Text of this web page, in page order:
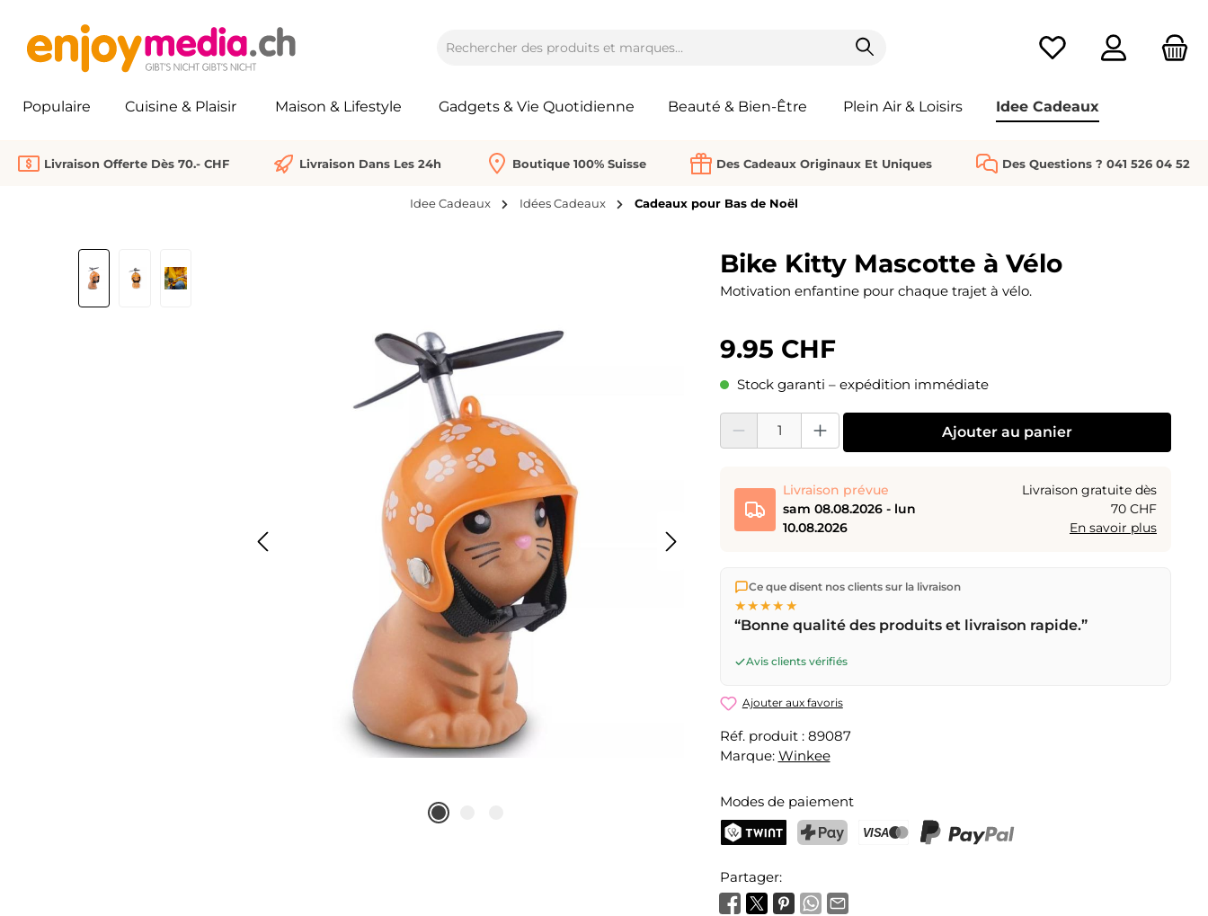
Vous avez 0 articles
Populaire Cuisine & Plaisir Maison & Lifestyle Gadgets & Vie Quotidienne Beauté & Bien-Être Plein Air & Loisirs Idee Cadeaux
Livraison Offerte Dès 70.- CHF Livraison Dans Les 24h Boutique 100% Suisse Des Cadeaux Originaux Et Uniques Des Questions ? 041 526 04 52
Idee Cadeaux Idées Cadeaux Cadeaux pour Bas de Noël
Ignorer la galerie d'images Bike Kitty Mascotte à Vélo
Motivation enfantine pour chaque trajet à vélo.
9.95 CHF
Stock garanti – expédition immédiate
Quantité de produit : Entrez la quantité souhaitée ou utilisez les boutons pour augmenter
Ajouter au panier
Livraison prévue
sam 08.08.2026 - lun
10.08.2026
Livraison gratuite dès
70 CHF
En savoir plus
Nous expédions directement depuis notre entrepôt à Kriens, en
Suisse.
17h(lun–ven) expédiées le jour même – livraison le
ouvrable par la Poste Suisse. Livraison le samedisam 08.08.2026
Ce que disent nos clients sur la livraison
★★★★★
“Bonne qualité des produits et livraison rapide.”
Avis clients vérifiés
Ajouter aux favoris
Réf. produit : 89087
Marque: Winkee
Modes de paiement
Partager: